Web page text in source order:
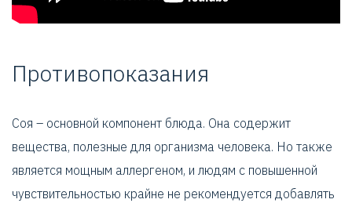
Противопоказания
Соя – основной компонент блюда. Она содержит
вещества, полезные для организма человека. Но также
является мощным аллергеном, и людям с повышенной
чувствительностью крайне не рекомендуется добавлять